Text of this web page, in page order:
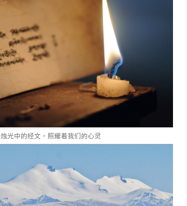
烛光中的经文，照耀着我们的心灵